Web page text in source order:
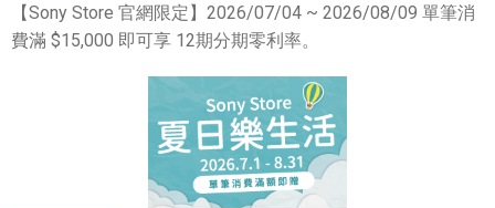
【Sony Store 官網限定】2026/07/04 ~ 2026/08/09 單筆消
費滿 $15,000 即可享 12期分期零利率。